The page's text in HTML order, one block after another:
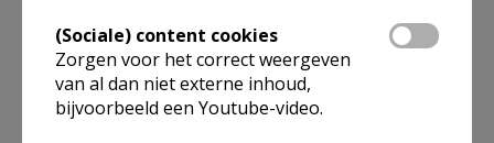
(Sociale) content cookies
Zorgen voor het correct weergeven
van al dan niet externe inhoud,
bijvoorbeeld een Youtube-video.